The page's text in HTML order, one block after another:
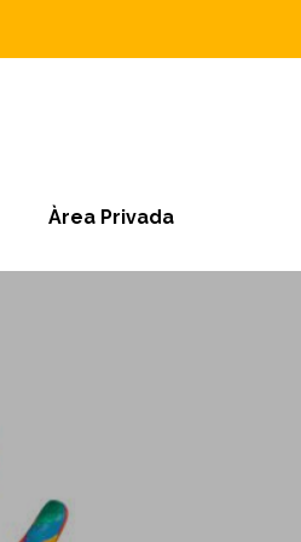
Àrea Privada